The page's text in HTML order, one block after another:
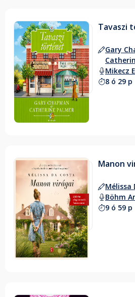
Tavaszi
Gary
Mikecz
8 ó 29 p
Manon
Mélissa
Böhm
9 ó 59 p